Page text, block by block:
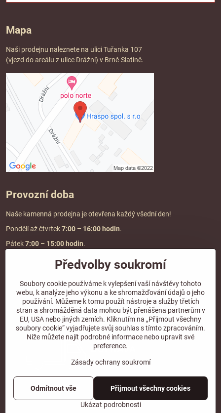
Mapa
Naši prodejnu naleznete na ulici Tuřanka 107
(vjezd do areálu z ulice Drážní) v Brně-Slatině.
Provozní doba
Naše kamenná prodejna je otevřena každý všední den!
Pondělí až čtvrtek7:00 – 16:00 hodin.
Pátek7:00 – 15:00 hodin.
Doprava a platba
DOPRAVA ZDARMA
při objednávce nad2000 Kč vč. DPH.
*Nevztahuje se na paletovou přepravu.
©2026CopyrightPředvolby soukromíZásady ochrany soukromí
Vytvořeno systémem:ByznysWeb.cz
Předvolby soukromí
Soubory cookie používáme k vylepšení vaší návštěvy tohoto
webu, k analýze jeho výkonu a ke shromažďování údajů o jeho
používání. Můžeme k tomu použít nástroje a služby třetích
stran a shromážděná data mohou být přenášena partnerům v
EU, USA nebo jiných zemích. Kliknutím na „Přijmout všechny
soubory cookie“ vyjadřujete svůj souhlas s tímto zpracováním.
Níže můžete najít podrobné informace nebo upravit své
preference.
Zásady ochrany soukromí
Ukázat podrobnosti
Přijmout všechny cookies
Odmítnout vše